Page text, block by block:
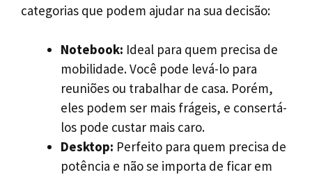
categorias que podem ajudar na sua decisão:
Notebook: Ideal para quem precisa de
mobilidade. Você pode levá-lo para
reuniões ou trabalhar de casa. Porém,
eles podem ser mais frágeis, e consertá-
los pode custar mais caro.
Desktop: Perfeito para quem precisa de
potência e não se importa de ficar em